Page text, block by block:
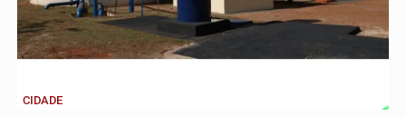
CIDADE